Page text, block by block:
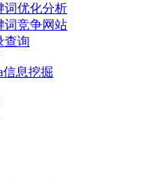
词优化分析
词竞争网站
查询
信息挖掘